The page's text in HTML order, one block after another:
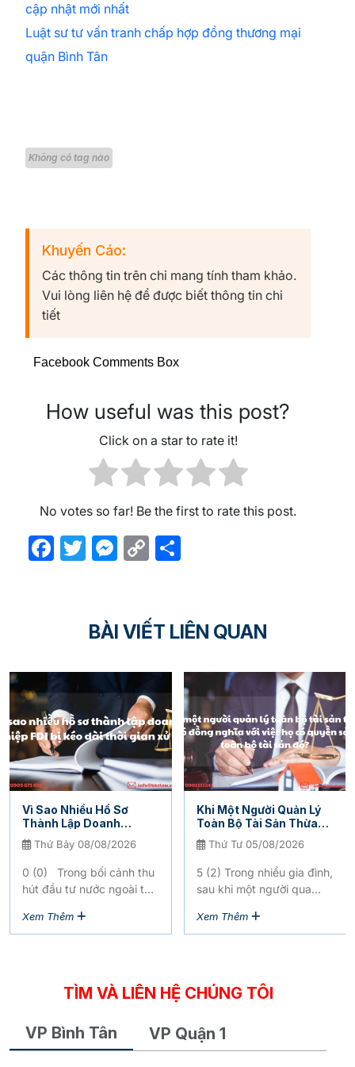
cập nhật mới nhất
Luật sư tư vấn tranh chấp hợp đồng thương mại
quận Bình Tân
Không có tag nào
Khuyến Cáo:
Các thông tin trên chỉ mang tính tham khảo.
Vui lòng liên hệ để được biết thông tin chi
tiết
Facebook Comments Box
How useful was this post?
Click on a star to rate it!
No votes so far! Be the first to rate this post.
Facebook
TwitterMessenger
Copy
BÀI VIẾT LIÊN QUAN
Vì Sao Nhiều Hồ Sơ
Thành Lập Doanh
Nghiệp FDI Bị Kéo Dài
Thời Gian Xử Lý?⁠
Thứ Bảy 08/08/2026
0 (0) Trong bối cảnh thu
hút đầu tư nước ngoài tại
tư quốc...
Xem Thêm
Khi Một Người Quản Lý
Toàn Bộ Tài Sản Thừa
Kế, Có Đồng Nghĩa Với
Việc Họ Có Quyền Sở
Hữu Toàn Bộ Tài Sản
Đó?
Thứ Tư 05/08/2026
5 (2) Trong nhiều gia đình,
sau khi một người qua
đứng ra quản lý...
Xem Thêm
TÌM VÀ LIÊN HỆ CHÚNG TÔI
VP Bình Tân VP Quận 1